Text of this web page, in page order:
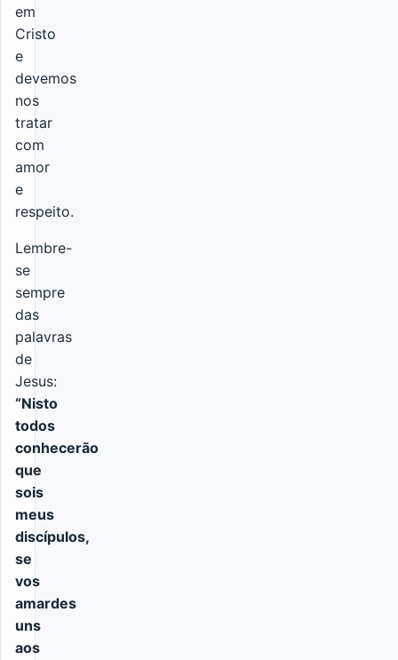
em
Cristo
e
devemos
nos
tratar
com
amor
e
respeito.
Lembre-
se
sempre
das
palavras
de
Jesus:
“Nisto
todos
conhecerão
que
sois
meus
discípulos,
se
vos
amardes
uns
aos